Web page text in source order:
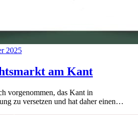
2025
am Kant
vorgenommen, das Kant in
zu versetzen und hat daher einen…